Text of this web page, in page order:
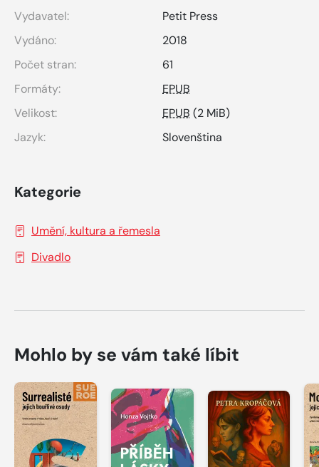
Vydavatel:
Petit Press
Vydáno:
2018
Počet stran:
61
Formáty:
EPUB
Velikost:
EPUB (2 MiB)
Jazyk:
Slovenština
Kategorie
Umění, kultura a řemesla
Divadlo
Mohlo by se vám také líbit